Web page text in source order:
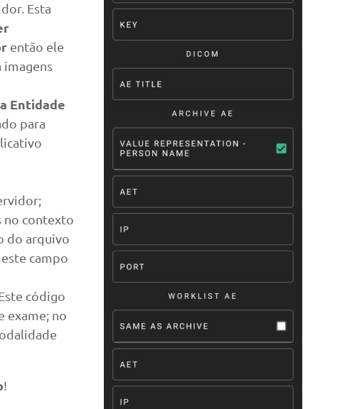
Esta
então ele
imagens
Entidade
para
no contexto
do arquivo
campo
Este código
exame; no
!